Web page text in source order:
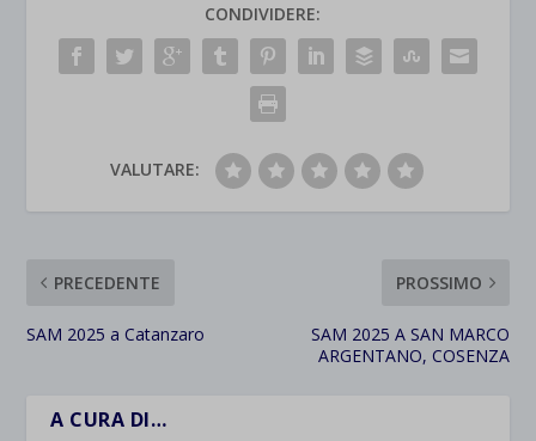
CONDIVIDERE:
VALUTARE:
PRECEDENTE
SAM 2025 a Catanzaro
PROSSIMO
SAM 2025 A SAN MARCO
ARGENTANO, COSENZA
A CURA DI…